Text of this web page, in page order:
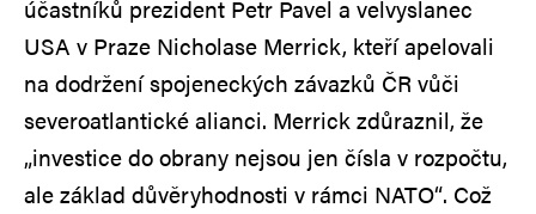
účastníků prezident Petr Pavel a velvyslanec
USA v Praze Nicholase Merrick, kteří apelovali
na dodržení spojeneckých závazků ČR vůči
severoatlantické alianci. Merrick zdůraznil, že
„investice do obrany nejsou jen čísla v rozpočtu,
ale základ důvěryhodnosti v rámci NATO“. Což